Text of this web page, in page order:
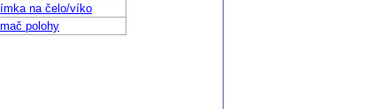
na čelo/víko
polohy